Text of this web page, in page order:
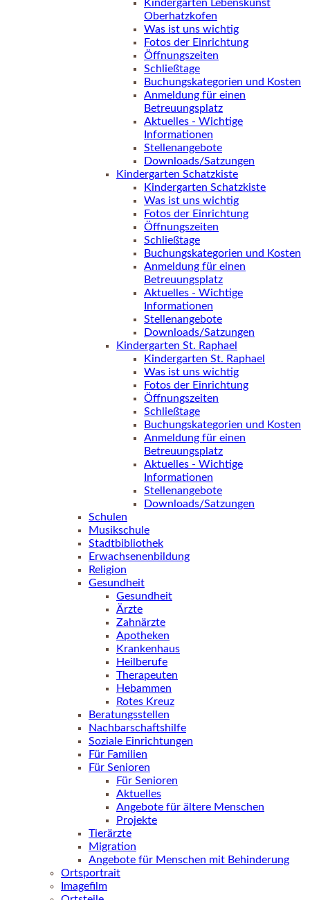
Kindergarten Lebenskunst
Oberhatzkofen
Was ist uns wichtig
Fotos der Einrichtung
Öffnungszeiten
Schließtage
Buchungskategorien und Kosten
Anmeldung für einen
Betreuungsplatz
Aktuelles - Wichtige
Informationen
Stellenangebote
Downloads/Satzungen
Kindergarten Schatzkiste
Kindergarten Schatzkiste
Was ist uns wichtig
Fotos der Einrichtung
Öffnungszeiten
Schließtage
Buchungskategorien und Kosten
Anmeldung für einen
Betreuungsplatz
Aktuelles - Wichtige
Informationen
Stellenangebote
Downloads/Satzungen
Kindergarten St. Raphael
Kindergarten St. Raphael
Was ist uns wichtig
Fotos der Einrichtung
Öffnungszeiten
Schließtage
Buchungskategorien und Kosten
Anmeldung für einen
Betreuungsplatz
Aktuelles - Wichtige
Informationen
Stellenangebote
Downloads/Satzungen
Schulen
Musikschule
Stadtbibliothek
Erwachsenenbildung
Religion
Gesundheit
Gesundheit
Ärzte
Zahnärzte
Apotheken
Krankenhaus
Heilberufe
Therapeuten
Hebammen
Rotes Kreuz
Beratungsstellen
Nachbarschaftshilfe
Soziale Einrichtungen
Für Familien
Für Senioren
Für Senioren
Aktuelles
Angebote für ältere Menschen
Projekte
Tierärzte
Migration
Angebote für Menschen mit Behinderung
Ortsportrait
Imagefilm